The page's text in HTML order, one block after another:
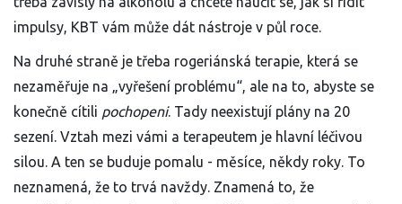
impulsy, KBT vám může dát nástroje v půl roce.
Na druhé straně je třeba rogeriánská terapie, která se
nezaměřuje na „vyřešení problému“, ale na to, abyste se
konečně cítili pochopeni. Tady neexistují plány na 20
sezení. Vztah mezi vámi a terapeutem je hlavní léčivou
silou. A ten se buduje pomalu - měsíce, někdy roky. To
neznamená, že to trvá navždy. Znamená to, že